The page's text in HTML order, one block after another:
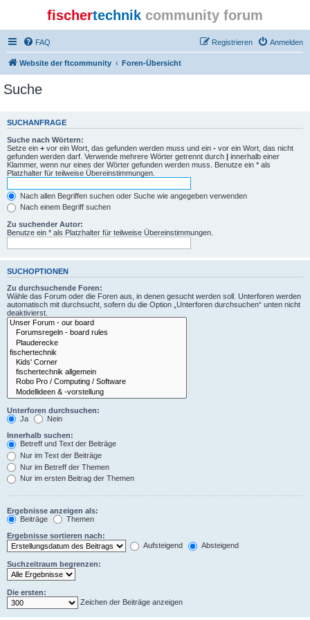
fischertechnik community forum
FAQ Anmelden
Registrieren
Website der ftcommunity Foren-Übersicht
Suche
SUCHANFRAGE
Suche nach Wörtern:
Setze ein + vor ein Wort, das gefunden werden muss und ein - vor ein Wort, das nicht
gefunden werden darf. Verwende mehrere Wörter getrennt durch | innerhalb einer
Klammer, wenn nur eines der Wörter gefunden werden muss. Benutze ein * als
Platzhalter für teilweise Übereinstimmungen.
Nach allen Begriffen suchen oder Suche wie angegeben verwenden
Nach einem Begriff suchen
Zu suchender Autor:
Benutze ein * als Platzhalter für teilweise Übereinstimmungen.
SUCHOPTIONEN
Zu durchsuchende Foren:
Wähle das Forum oder die Foren aus, in denen gesucht werden soll. Unterforen werden
automatisch mit durchsucht, sofern du die Option „Unterforen durchsuchen“ unten nicht
deaktivierst.
Unterforen durchsuchen:
Ja
Nein
Innerhalb suchen:
Betreff und Text der Beiträge
Nur im Text der Beiträge
Nur im Betreff der Themen
Nur im ersten Beitrag der Themen
Ergebnisse anzeigen als:
Beiträge
Themen
Ergebnisse sortieren nach:
Aufsteigend
Absteigend
Suchzeitraum begrenzen:
Die ersten:
Zeichen der Beiträge anzeigen